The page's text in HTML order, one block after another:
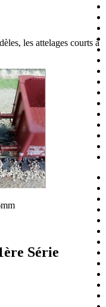
les attelages courts à
Série